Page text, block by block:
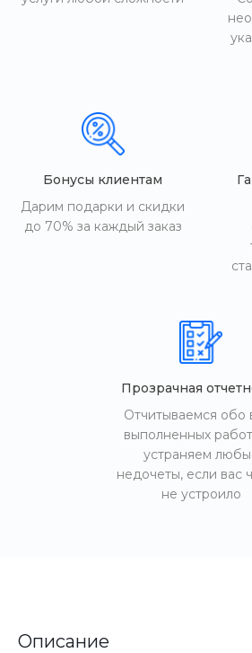
Бонусы клиентам
Дарим подарки и скидки
до 70% за каждый заказ
Прозрачная
Отчитываемся обо
выполненных
устраняем
недочеты, если вас
не устроило
Описание